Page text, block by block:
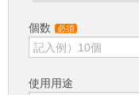
個数 必須
使用用途